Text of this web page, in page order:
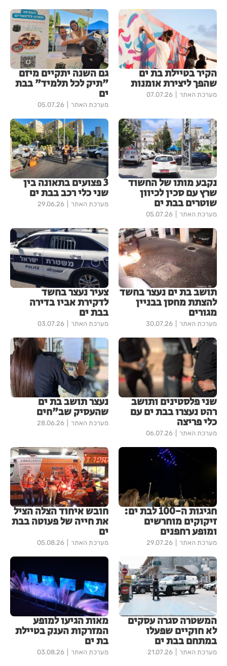
הקיר בטיילת בת ים
שהפך ליצירת אומנות
מערכת האתר 07.07.26
גם השנה יתקיים מיזם
"תיק לכל תלמיד" בבת
ים
מערכת האתר 05.07.26
נקבע מותו של החשוד
שרץ עם סכין לכיוון
שוטרים בבת ים
מערכת האתר 05.07.26
3 פצועים בתאונה בין
שני כלי רכב בבת ים
מערכת האתר 29.06.26
תושב בת ים נעצר בחשד
להצתת מחסן בבניין
מגורים
מערכת האתר 30.07.26
צעיר נעצר בחשד
לדקירת אביו בדירה
בבת ים
מערכת האתר 03.07.26
שני פלסטינים ותושב
רהט נעצרו בבת ים עם
כלי פריצה
מערכת האתר 06.07.26
נעצר תושב בת ים
שהעסיק שב"חים
מערכת האתר 28.06.26
חגיגות ה-100 לבת ים:
זיקוקים מוחרשים
ומופע רחפנים
מערכת האתר 29.07.26
חובש איחוד הצלה הציל
את חייה של פעוטה בבת
ים
מערכת האתר 05.08.26
המשטרה סגרה עסקים
לא חוקיים שפעלו
במתחם בבת ים
מערכת האתר 21.07.26
מאות הגיעו למופע
המזרקות הענק בטיילת
בת ים
מערכת האתר 03.08.26